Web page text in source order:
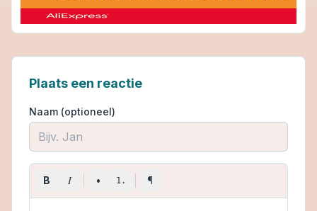
Plaats een reactie
Naam (optioneel)
B I • 1. ¶